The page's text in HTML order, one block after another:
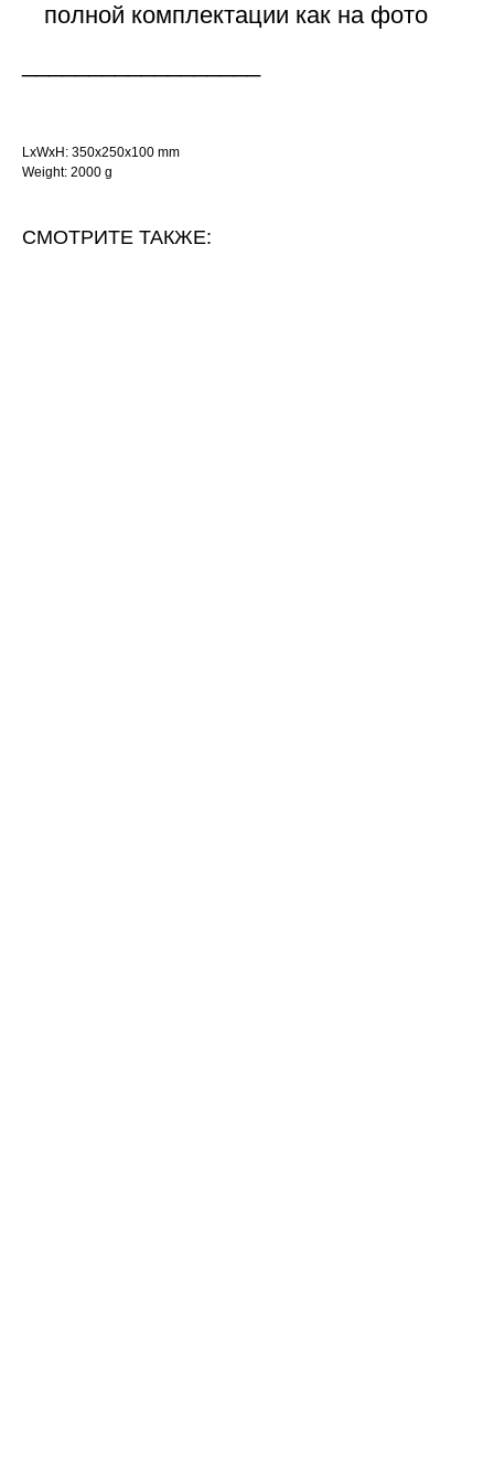
полной комплектации как на фото
LxWxH: 350x250x100 mm
Weight: 2000 g
СМОТРИТЕ ТАКЖЕ: